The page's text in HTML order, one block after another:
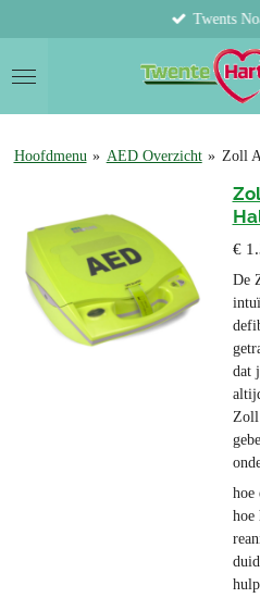
direct
naar
de
hoofdinhoud
Twents
Hoofdmenu » AED Overzicht » Zoll
€
De
dat
Zoll
hoe
hoe